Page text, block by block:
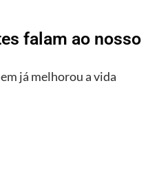
falam ao nosso
já melhorou a vida